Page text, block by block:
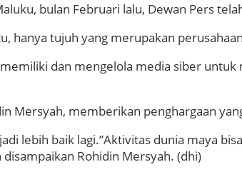
bulan Februari lalu, Dewan Pers
hanya tujuh yang merupakan
dan mengelola media siber
Mersyah, memberikan penghargaan
lebih baik lagi.”Aktivitas dunia maya
Rohidin Mersyah. (dhi)